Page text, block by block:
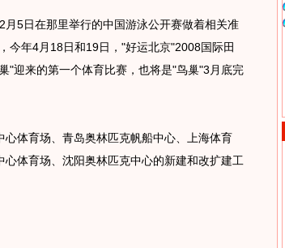
5日在那里举行的中国游泳公开赛做着相关准
今年4月18日和19日，"好运北京"2008国际田
"迎来的第一个体育比赛，也将是"鸟巢"3月底完
体育场、青岛奥林匹克帆船中心、上海体育
体育场、沈阳奥林匹克中心的新建和改扩建工